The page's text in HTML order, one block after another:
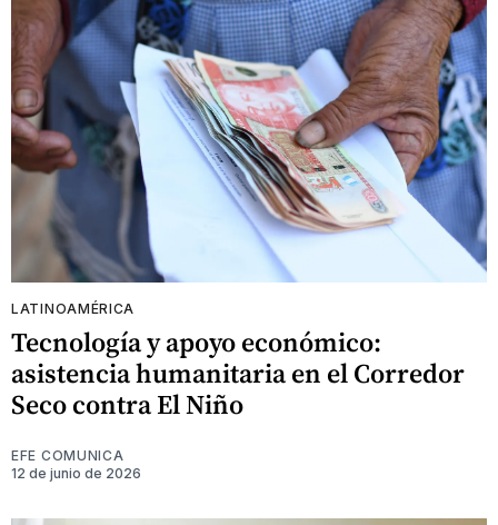
LATINOAMÉRICA
Tecnología y apoyo económico:
asistencia humanitaria en el Corredor
Seco contra El Niño
EFE COMUNICA
12 de junio de 2026